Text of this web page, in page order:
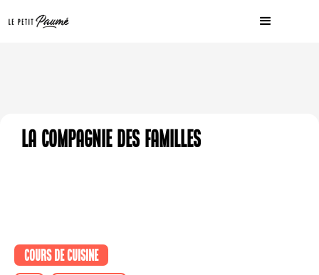
La Compagnie des Familles
Cours de cuisine